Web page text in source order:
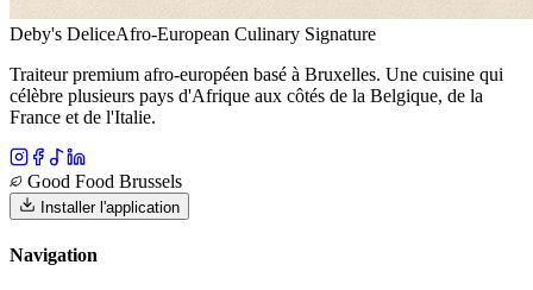
Deby's DeliceAfro-European Culinary Signature
Traiteur premium afro-européen basé à Bruxelles. Une cuisine qui
célèbre plusieurs pays d'Afrique aux côtés de la Belgique, de la
France et de l'Italie.
Good Food Brussels
Installer l'application
Navigation